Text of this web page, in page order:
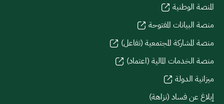
المنصة الوطنية
منصة البيانات المفتوحة
منصة المشاركة المجتمعية (تفاعل)
منصة الخدمات المالية (اعتماد)
ميزانية الدولة
إبلاغ عن فساد (نزاهة)